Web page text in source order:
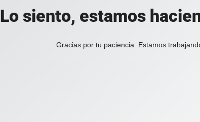
Lo siento, estamos
Gracias por tu paciencia. Estamos